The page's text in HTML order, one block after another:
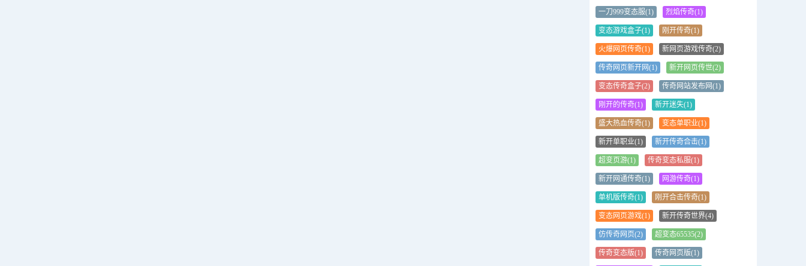
一刀999变态服(1) 烈焰传奇(1)
变态游戏盒子(1) 刚开传奇(1)
火爆网页传奇(1) 新网页游戏传奇(2)
传奇网页新开网(1) 新开网页传世(2)
变态传奇盒子(2) 传奇网站发布网(1)
刚开的传奇(1) 新开迷失(1)
盛大热血传奇(1) 变态单职业(1)
新开单职业(1) 新开传奇合击(1)
超变页游(1) 传奇变态私服(1)
新开网通传奇(1) 网游传奇(1)
单机版传奇(1) 刚开合击传奇(1)
变态网页游戏(1) 新开传奇世界(4)
仿传奇网页(2) 超变态65535(2)
传奇变态版(1) 传奇网页版(1)